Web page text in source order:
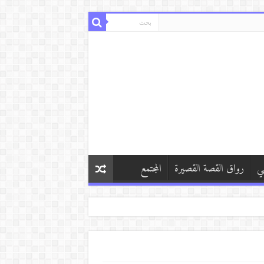
رواق القصة القصيرة المجتمع